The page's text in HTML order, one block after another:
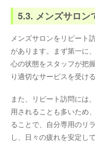
5.3. メンズサロン
メンズサロンをリピート
があります。まず第一に
心の状態をスタッフが把
り適切なサービスを受け
また、リピート訪問には
用されることも多いため
ることで、自分専用のリ
し、日々の疲れを安定し